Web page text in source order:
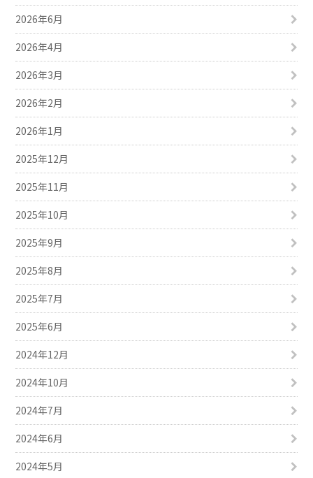
2026年6月
2026年4月
2026年3月
2026年2月
2026年1月
2025年12月
2025年11月
2025年10月
2025年9月
2025年8月
2025年7月
2025年6月
2024年12月
2024年10月
2024年7月
2024年6月
2024年5月